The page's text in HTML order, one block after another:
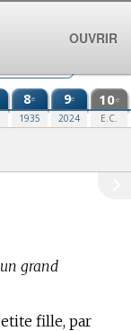
8e
1935
9e
2024
10e
E.C.
un grand
fille, par
OUVRIR